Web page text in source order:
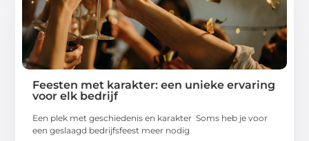
Feesten met karakter: een unieke ervaring
voor elk bedrijf
Een plek met geschiedenis en karakter Soms heb je voor
een geslaagd bedrijfsfeest meer nodig